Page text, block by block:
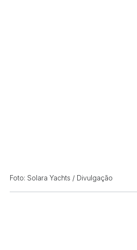
Foto: Solara Yachts / Divulgação